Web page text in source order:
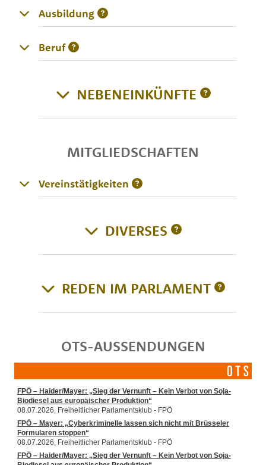
Ausbildung
Beruf
NEBENEINKÜNFTE
MITGLIEDSCHAFTEN
Vereinstätigkeiten
DIVERSES
REDEN IM PARLAMENT
OTS-AUSSENDUNGEN